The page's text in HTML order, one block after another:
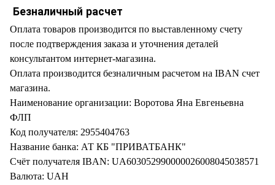
Безналичный расчет
Оплата товаров производится по выставленному счету
после подтверждения заказа и уточнения деталей
консультантом интернет-магазина.
Оплата производится безналичным расчетом на IBAN счет
магазина.
Наименование организации: Воротова Яна Евгеньевна
ФЛП
Код получателя: 2955404763
Название банка: АТ КБ "ПРИВАТБАНК"
Счёт получателя IBAN: UA603052990000026008045038571
Валюта: UAH